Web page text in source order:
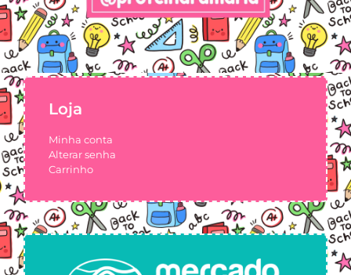
Loja
Minha conta
Alterar senha
Carrinho